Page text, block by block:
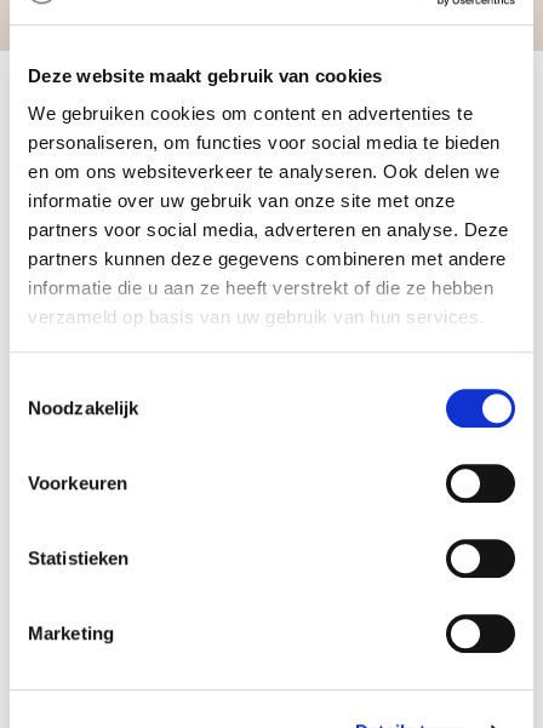
Deze website maakt gebruik van cookies
We gebruiken cookies om content en advertenties te
personaliseren, om functies voor social media te bieden
en om ons websiteverkeer te analyseren. Ook delen we
informatie over uw gebruik van onze site met onze
partners voor social media, adverteren en analyse. Deze
partners kunnen deze gegevens combineren met andere
informatie die u aan ze heeft verstrekt of die ze hebben
verzameld op basis van uw gebruik van hun services.
Noodzakelijk
Voorkeuren
Statistieken
Marketing
Home /Transactions
/ Acquisition of Dakvisie by
Transaction
HC Partners has acquired a stake in Dakvisie.
Rembrandt M&A assisted the seller in completing
this transaction.
Dakvisie
Dakvisie is a prominent all-round roofing
services, primarily for business clients.
More information is available at:
HC Partners is a private equity firm focused on
in fragmented sectors with potential for